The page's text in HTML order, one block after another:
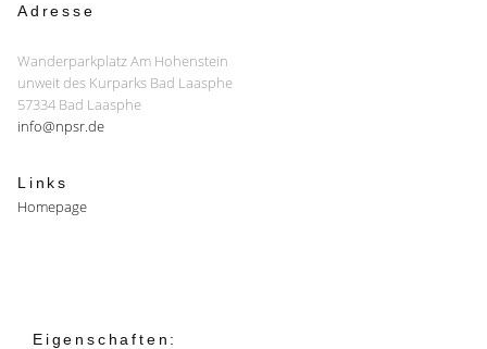
Adresse
Wanderparkplatz Am Hohenstein
unweit des Kurparks Bad Laasphe
57334 Bad Laasphe
info@npsr.de
Links
Homepage
Eigenschaften: